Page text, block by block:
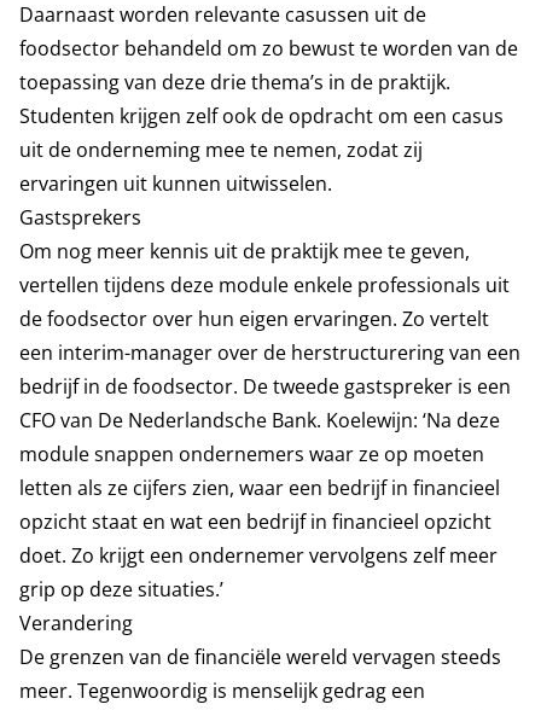
Daarnaast worden relevante casussen uit de
foodsector behandeld om zo bewust te worden van de
toepassing van deze drie thema’s in de praktijk.
Studenten krijgen zelf ook de opdracht om een casus
uit de onderneming mee te nemen, zodat zij
ervaringen uit kunnen uitwisselen.
Gastsprekers
Om nog meer kennis uit de praktijk mee te geven,
vertellen tijdens deze module enkele professionals uit
de foodsector over hun eigen ervaringen. Zo vertelt
een interim-manager over de herstructurering van een
bedrijf in de foodsector. De tweede gastspreker is een
CFO van De Nederlandsche Bank. Koelewijn: ‘Na deze
module snappen ondernemers waar ze op moeten
letten als ze cijfers zien, waar een bedrijf in financieel
opzicht staat en wat een bedrijf in financieel opzicht
doet. Zo krijgt een ondernemer vervolgens zelf meer
grip op deze situaties.’
Verandering
De grenzen van de financiële wereld vervagen steeds
meer. Tegenwoordig is menselijk gedrag een